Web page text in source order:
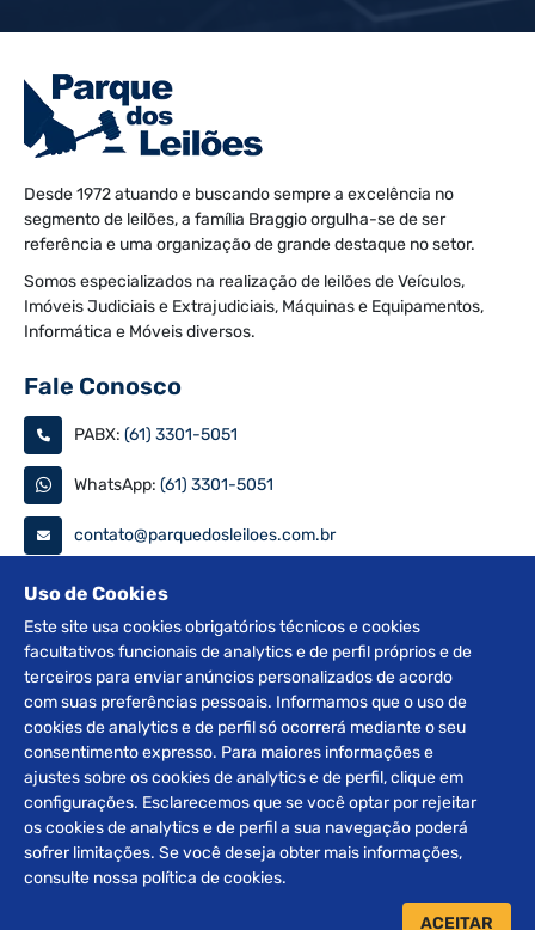
Desde 1972 atuando e buscando sempre a excelência no
segmento de leilões, a família Braggio orgulha-se de ser
referência e uma organização de grande destaque no setor.
Somos especializados na realização de leilões de Veículos,
Imóveis Judiciais e Extrajudiciais, Máquinas e Equipamentos,
Informática e Móveis diversos.
Fale Conosco
PABX: (61) 3301-5051
WhatsApp: (61) 3301-5051
contato@parquedosleiloes.com.br
Consulte seu documento
PESQUISAR
Siga nas redes
2012 © Copyright Parque dos Leilões. Desenvolvido por
Uso de Cookies
Este site usa cookies obrigatórios técnicos e cookies
facultativos funcionais de analytics e de perfil próprios e de
terceiros para enviar anúncios personalizados de acordo
com suas preferências pessoais. Informamos que o uso de
cookies de analytics e de perfil só ocorrerá mediante o seu
consentimento expresso. Para maiores informações e
ajustes sobre os cookies de analytics e de perfil, clique em
configurações. Esclarecemos que se você optar por rejeitar
os cookies de analytics e de perfil a sua navegação poderá
sofrer limitações. Se você deseja obter mais informações,
consulte nossa política de cookies.
ACEITAR